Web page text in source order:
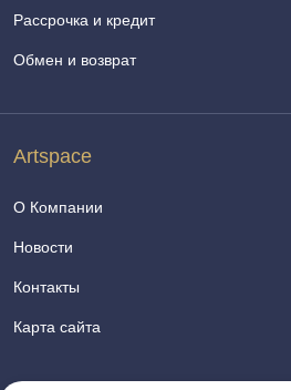
Рассрочка и кредит
Обмен и возврат
Artspace
О Компании
Новости
Контакты
Карта сайта